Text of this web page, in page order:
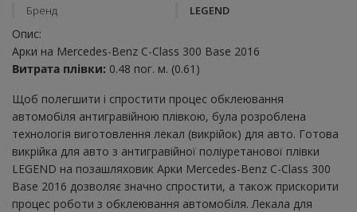
Бренд
LEGEND
Опис:
Арки на Mercedes-Benz C-Class 300 Base 2016
Витрата плівки: 0.48 пог. м. (0.61)
Щоб полегшити і спростити процес обклеювання
автомобіля антигравійною плівкою, була розроблена
технологія виготовлення лекал (викрійок) для авто. Готова
викрійка для авто з антигравійної поліуретанової плівки
LEGEND на позашляховик Арки Mercedes-Benz C-Class 300
Base 2016 дозволяє значно спростити, а також прискорити
процес роботи з обклеювання автомобіля. Лекала для